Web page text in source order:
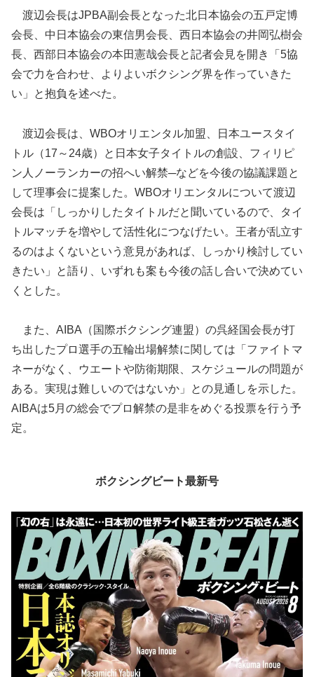
渡辺会長はJPBA副会長となった北日本協会の五戸定博
会長、中日本協会の東信男会長、西日本協会の井岡弘樹会
長、西部日本協会の本田憲哉会長と記者会見を開き「5協
会で力を合わせ、よりよいボクシング界を作っていきた
い」と抱負を述べた。
渡辺会長は、WBOオリエンタル加盟、日本ユースタイ
トル（17～24歳）と日本女子タイトルの創設、フィリピ
ン人ノーランカーの招へい解禁─などを今後の協議課題と
して理事会に提案した。WBOオリエンタルについて渡辺
会長は「しっかりしたタイトルだと聞いているので、タイ
トルマッチを増やして活性化につなげたい。王者が乱立す
るのはよくないという意見があれば、しっかり検討してい
きたい」と語り、いずれも案も今後の話し合いで決めてい
くとした。
また、AIBA（国際ボクシング連盟）の呉経国会長が打
ち出したプロ選手の五輪出場解禁に関しては「ファイトマ
ネーがなく、ウエートや防衛期限、スケジュールの問題が
ある。実現は難しいのではないか」との見通しを示した。
AIBAは5月の総会でプロ解禁の是非をめぐる投票を行う予
定。
ボクシングビート最新号